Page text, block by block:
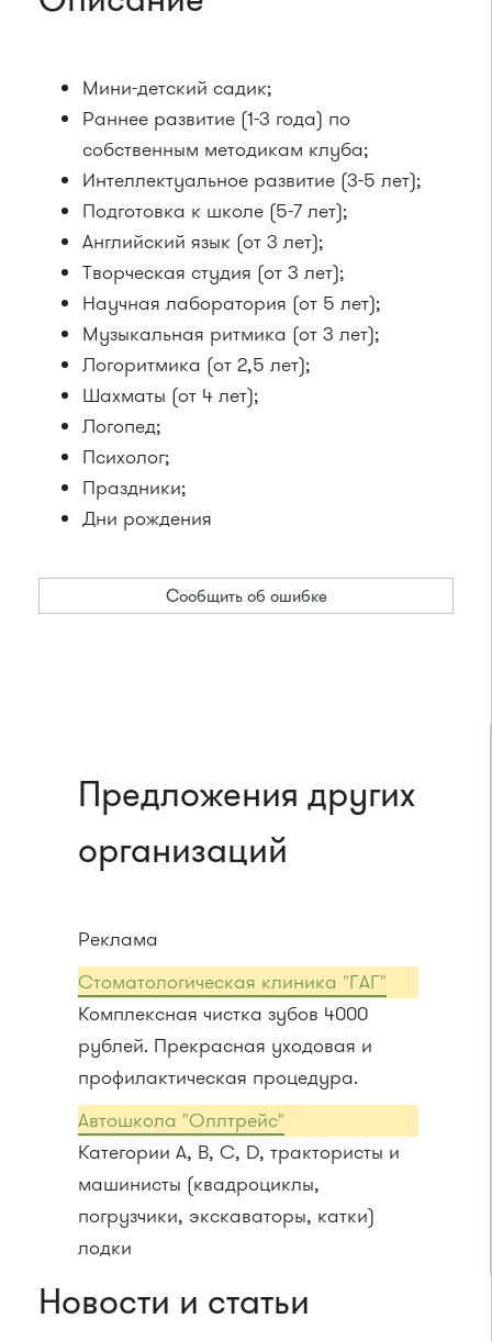
Мини-детский садик;
Раннее развитие (1-3 года) по
собственным методикам клуба;
Интеллектуальное развитие (3-5 лет);
Подготовка к школе (5-7 лет);
Английский язык (от 3 лет);
Творческая студия (от 3 лет);
Научная лаборатория (от 5 лет);
Музыкальная ритмика (от 3 лет);
Логоритмика (от 2,5 лет);
Шахматы (от 4 лет);
Логопед;
Психолог;
Праздники;
Дни рождения
Сообщить об ошибке
Предложения других
организаций
Реклама
Стоматологическая клиника "ГАГ"
Комплексная чистка зубов 4000
рублей. Прекрасная уходовая и
профилактическая процедура.
Автошкола "Оллтрейс"
Категории A, B, C, D, трактористы и
машинисты (квадроциклы,
погрузчики, экскаваторы, катки)
лодки
Новости и статьи